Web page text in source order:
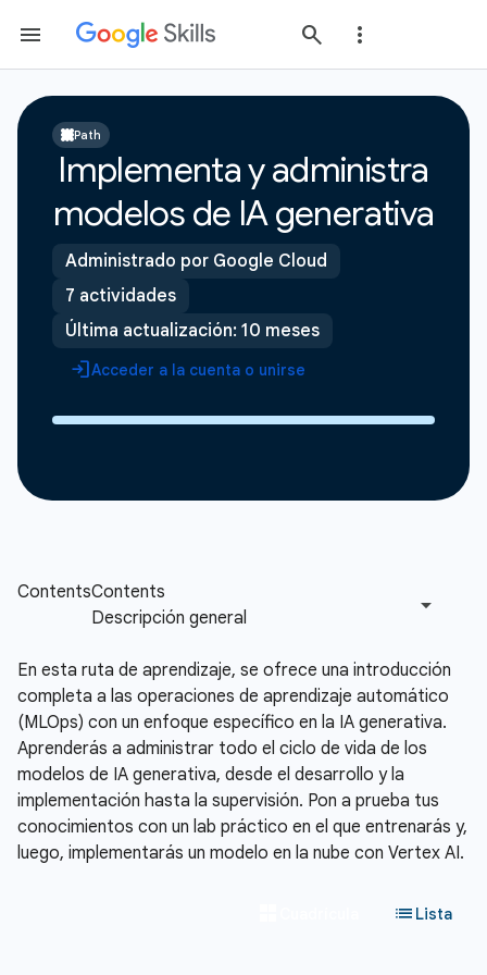
Path
Implementa y administra
modelos de IA generativa
Administrado por Google Cloud
7 actividades
Última actualización: 10 meses
Acceder a la cuenta o unirse
En esta ruta de aprendizaje, se ofrece una introducción
completa a las operaciones de aprendizaje automático
(MLOps) con un enfoque específico en la IA generativa.
Aprenderás a administrar todo el ciclo de vida de los
modelos de IA generativa, desde el desarrollo y la
implementación hasta la supervisión. Pon a prueba tus
conocimientos con un lab práctico en el que entrenarás y,
luego, implementarás un modelo en la nube con Vertex AI.